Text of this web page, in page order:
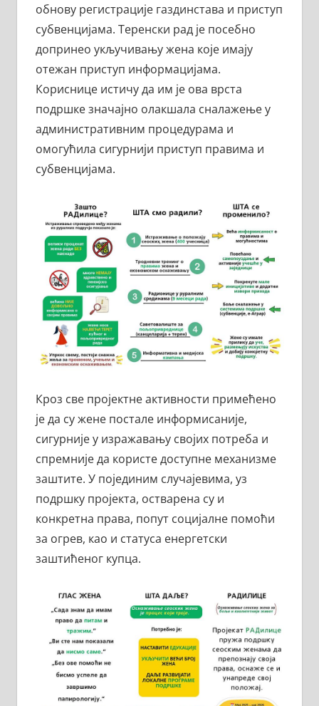
обнову регистрације газдинстава и приступ
субвенцијама. Теренски рад је посебно
допринео укључивању жена које имају
отежан приступ информацијама.
Кориснице истичу да им је ова врста
подршке значајно олакшала сналажење у
административним процедурама и
омогућила сигурнији приступ правима и
субвенцијама.
Кроз све пројектне активности примећено
је да су жене постале информисаније,
сигурније у изражавању својих потреба и
спремније да користе доступне механизме
заштите. У појединим случајевима, уз
подршку пројекта, остварена су и
конкретна права, попут социјалне помоћи
за огрев, као и статуса енергетски
заштићеног купца.